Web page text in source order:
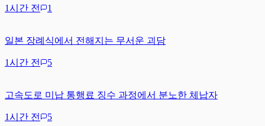
1시간 전 1
일본 장례식에서 전해지는 무서운 괴담
1시간 전 5
고속도로 미납 통행료 징수 과정에서 분노한 체납자
1시간 전 5